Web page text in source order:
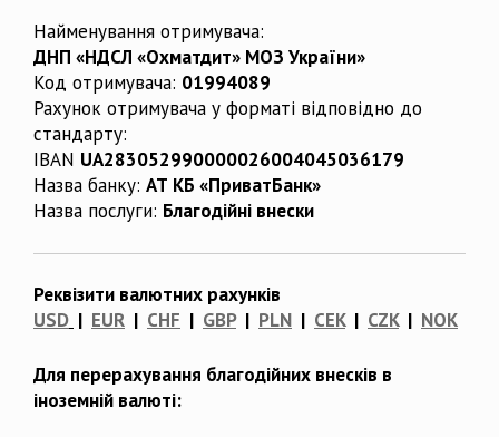
Найменування отримувача:
ДНП «НДСЛ «Охматдит» МОЗ України»
Код отримувача: 01994089
Рахунок отримувача у форматі відповідно до
стандарту:
IBAN UA283052990000026004045036179
Назва банку: АТ КБ «ПриватБанк»
Назва послуги: Благодійні внески
Реквізити валютних рахунків
USD | EUR | CHF | GBP| PLN | CEK| CZK| NOK
Для перерахування благодійних внесків в
іноземній валюті: